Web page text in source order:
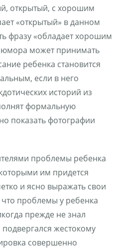
открытый, с хорошим
«открытый» в данном
фразу «обладает хорошим
юмора может принимать
ребенка становится
если в него
историй из
формальную
показать фотографии
проблемы ребенка
им придется
и ясно выражать свои
проблемы у ребенка
прежде не знал
жестокому
совершенно